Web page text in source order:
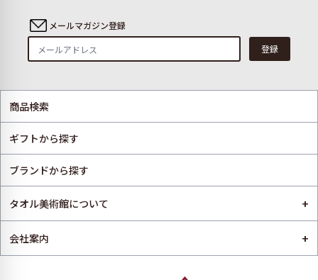
メールマガジン登録
登録
商品検索
ギフトから探す
ブランドから探す
タオル美術館について +
会社案内 +